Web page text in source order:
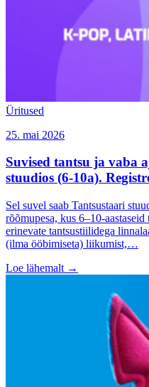
Üritused
25. mai 2026
Suvised tantsu ja vaba
stuudios (6-10a).
Sel suvel saab Tantsustaari
rõõmupesa, kus 6–10-
erinevate tantsustiilidega
(ilma ööbimiseta) liikumist,…
Loe lähemalt →